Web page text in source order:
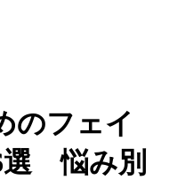
のフェイ
選 悩み別